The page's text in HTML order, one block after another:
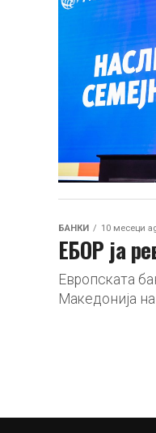
БАНКИ 10 месеци
ЕБОР ја
Европската
Македонија